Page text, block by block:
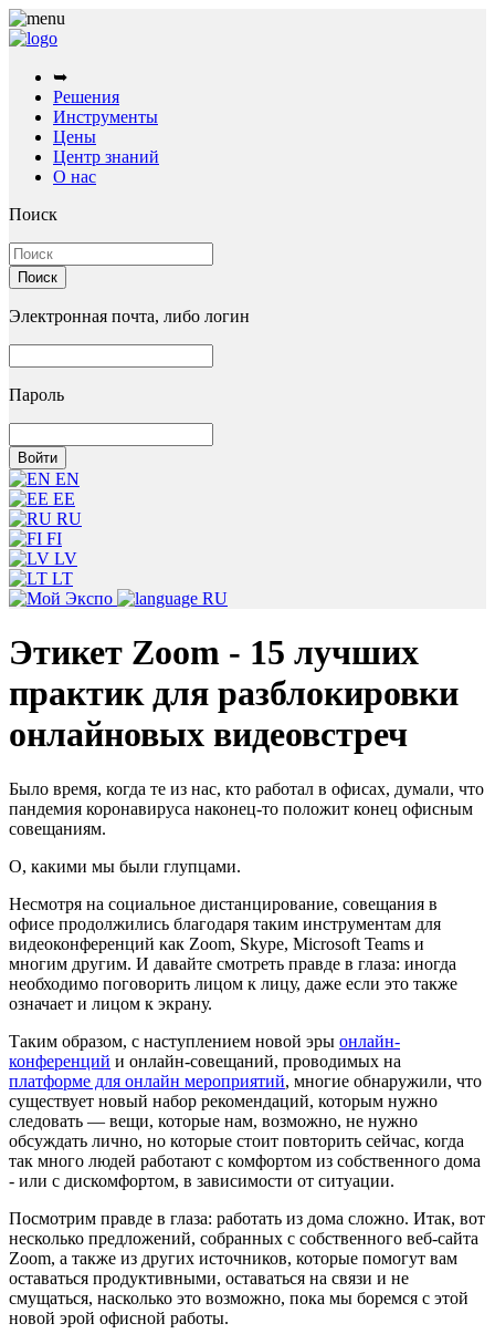
➥
Решения
Инструменты
Цены
Центр знаний
О нас
Поиск
Электронная почта, либо логин
Пароль
EN
EE
RU
FI
LV
LT
RU
Этикет Zoom - 15 лучших
практик для разблокировки
онлайновых видеовстреч
Было время, когда те из нас, кто работал в офисах, думали, что
пандемия коронавируса наконец-то положит конец офисным
совещаниям.
О, какими мы были глупцами.
Несмотря на социальное дистанцирование, совещания в
офисе продолжились благодаря таким инструментам для
видеоконференций как Zoom, Skype, Microsoft Teams и
многим другим. И давайте смотреть правде в глаза: иногда
необходимо поговорить лицом к лицу, даже если это также
означает и лицом к экрану.
Таким образом, с наступлением новой эры онлайн-
конференций и онлайн-совещаний, проводимых на
платформе для онлайн мероприятий, многие обнаружили, что
существует новый набор рекомендаций, которым нужно
следовать — вещи, которые нам, возможно, не нужно
обсуждать лично, но которые стоит повторить сейчас, когда
так много людей работают с комфортом из собственного дома
- или с дискомфортом, в зависимости от ситуации.
Посмотрим правде в глаза: работать из дома сложно. Итак, вот
несколько предложений, собранных с собственного веб-сайта
Zoom, а также из других источников, которые помогут вам
оставаться продуктивными, оставаться на связи и не
смущаться, насколько это возможно, пока мы боремся с этой
новой эрой офисной работы.